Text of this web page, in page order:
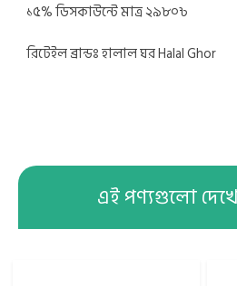
১৫% ডিসকাউন্টে মাত্র ২৯৮০৳
রিটেইল ব্রান্ডঃ হালাল ঘর Halal Ghor
এই পণ্যগুলো